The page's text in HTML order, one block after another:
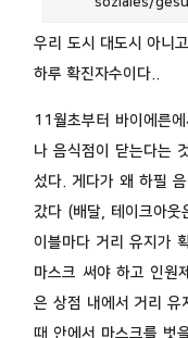
우리 도시 대도시 아니
하루 확진자수이다..
11월초부터 바이에른
나 음식점이 닫는다는
섰다. 게다가 왜 하필
갔다 (배달, 테이크아
이블마다 거리 유지가
마스크 써야 하고 인원
은 상점 내에서 거리 유
때 안에서 마스크를 벗